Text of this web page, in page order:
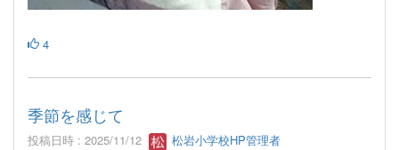
4
季節を感じて
投稿日時 : 2025/11/12 松岩小学校HP管理者